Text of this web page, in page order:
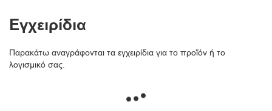
Εγχειρίδια
Παρακάτω αναγράφονται τα εγχειρίδια για το προϊόν ή το
λογισμικό σας.